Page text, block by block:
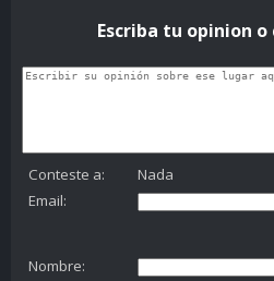
Escriba tu opinion
Conteste a:
Nada
Email:
Nombre: